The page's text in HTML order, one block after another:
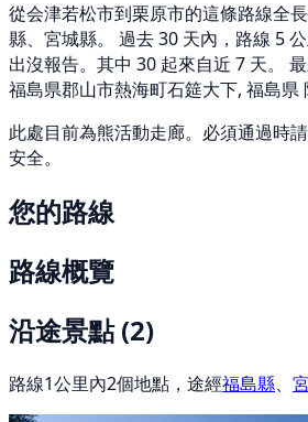
從会津若松市到栗原市的這條路線全
縣、宮城縣。 過去 30 天內，路線 5
出沒報告。其中 30 起來自近 7 天。
福島県郡山市熱海町石筵大下, 福島県
此處目前為熊活動走廊。必須通過時
安全。
您的路線
路線概覽
沿途景點(2)
路線1公里內2個地點，途經福島縣、